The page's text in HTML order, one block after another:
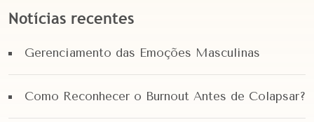
Notícias recentes
Gerenciamento das Emoções Masculinas
Como Reconhecer o Burnout Antes de Colapsar?